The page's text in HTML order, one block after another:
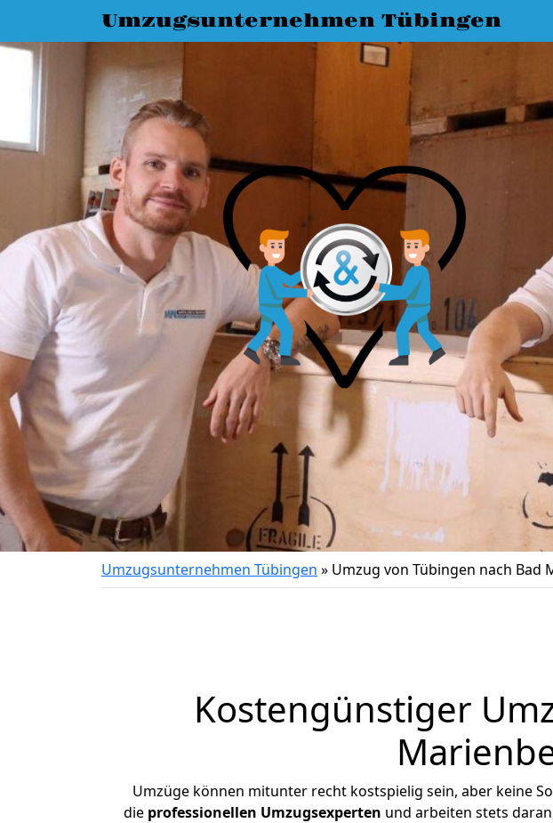
Umzugsunternehmen Tübingen
Umzugsunternehmen Tübingen » Umzug von Tübingen nach Bad
Kostengünstiger
Umzüge können mitunter recht kostspielig sein, aber keine
die professionellen Umzugsexperten und arbeiten stets